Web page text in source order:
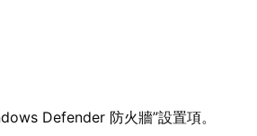
Defender 防火牆”設置項。